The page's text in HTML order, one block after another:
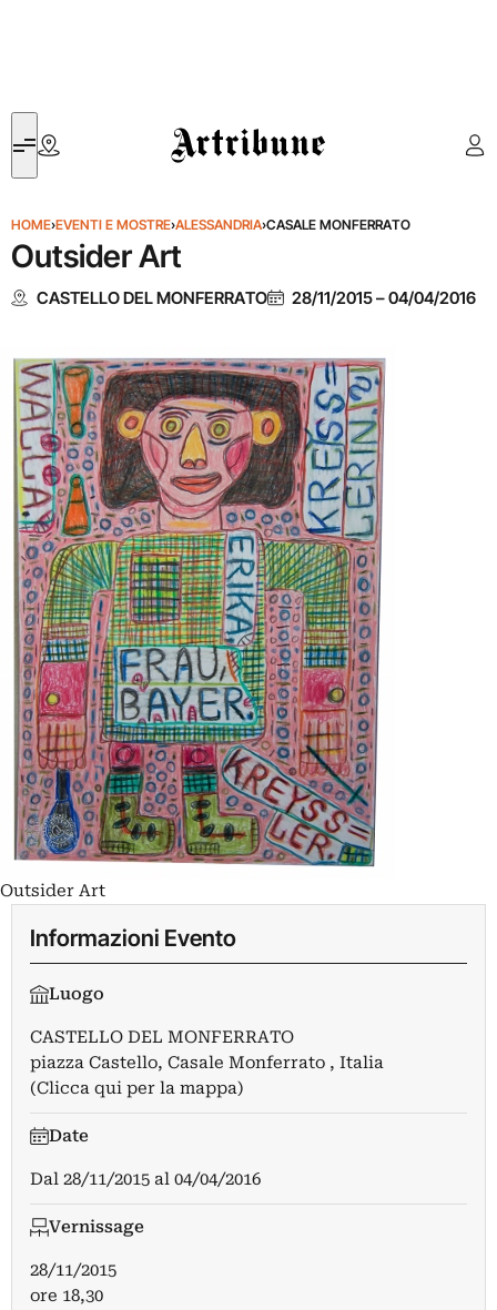
Artribune
HOME›EVENTI E MOSTRE›ALESSANDRIA›CASALE MONFERRATO
Outsider Art
CASTELLO DEL MONFERRATO 28/11/2015–04/04/2016
Outsider Art
Informazioni Evento
Luogo
CASTELLO DEL MONFERRATO
piazza Castello, Casale Monferrato , Italia
(Clicca qui per la mappa)
Date
Dal 28/11/2015 al 04/04/2016
Vernissage
28/11/2015
ore 18,30